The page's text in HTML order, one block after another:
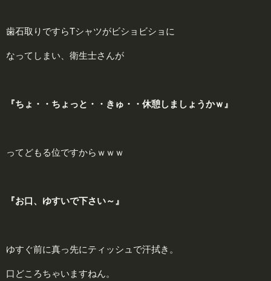
歯石取りですらTシャツがビショビショに
なってしまい、衛生士さんが
『ちょ・・ちょっと・・きゅ・・休憩しましょうかｗ』
ってどもる位ですからｗｗｗ
『お口、ゆすいで下さい～』
ゆすぐ前に真っ先にティッシュで汗拭き。
口どころちゃいますねん。